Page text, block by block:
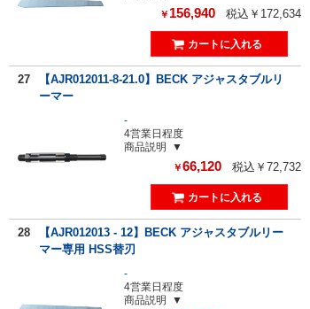
￥ 156,940 税込￥172,634
27
【AJR012011-8-21.0】BECK アジャスタブルリ
ーマー
-
4営業日程度
商品説明
￥66,120 税込￥72,732
28
【AJR012013 - 12】BECK アジャスタブルリー
マー専用 HSS替刃
-
4営業日程度
商品説明